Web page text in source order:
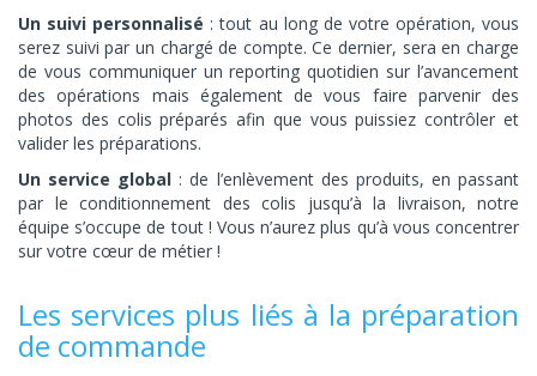
Un suivi personnalisé : tout au long de votre opération, vous
serez suivi par un chargé de compte. Ce dernier, sera en charge
de vous communiquer un reporting quotidien sur l’avancement
des opérations mais également de vous faire parvenir des
photos des colis préparés afin que vous puissiez contrôler et
valider les préparations.
Un service global : de l’enlèvement des produits, en passant
par le conditionnement des colis jusqu’à la livraison, notre
équipe s’occupe de tout ! Vous n’aurez plus qu’à vous concentrer
sur votre cœur de métier !
Les services plus liés à la préparation
de commande